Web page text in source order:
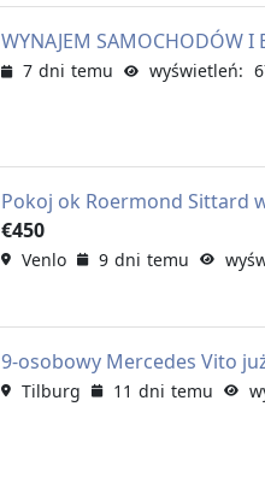
WYNAJEM SAMOCHODÓW I
7 dni temu wyświetleń:
Pokoj ok Roermond Sittard
€450
Venlo 9 dni temu
9-osobowy Mercedes Vito
Tilburg 11 dni temu